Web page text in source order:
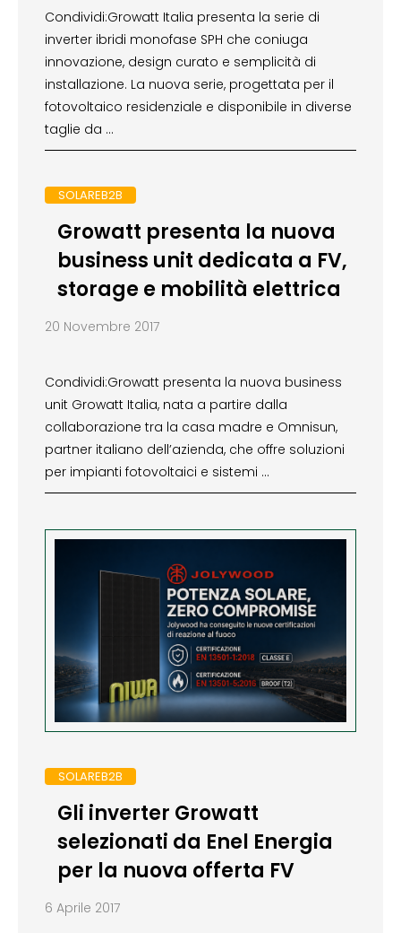
Condividi:Growatt Italia presenta la serie di
inverter ibridi monofase SPH che coniuga
innovazione, design curato e semplicità di
installazione. La nuova serie, progettata per il
fotovoltaico residenziale e disponibile in diverse
taglie da …
SOLAREB2B
Growatt presenta la nuova
business unit dedicata a FV,
storage e mobilità elettrica
20 Novembre 2017
Condividi:Growatt presenta la nuova business
unit Growatt Italia, nata a partire dalla
collaborazione tra la casa madre e Omnisun,
partner italiano dell’azienda, che offre soluzioni
per impianti fotovoltaici e sistemi …
SOLAREB2B
Gli inverter Growatt
selezionati da Enel Energia
per la nuova offerta FV
6 Aprile 2017